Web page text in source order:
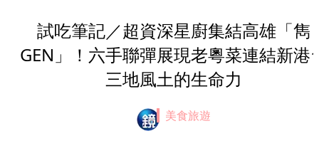
試吃筆記／超資深星廚集結高雄「雋
GEN」！六手聯彈展現老粵菜連結新港
三地風土的生命力
美食旅遊